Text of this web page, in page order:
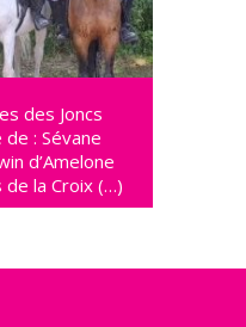
des Joncs
: Sévane
d’Amelone
de la Croix (…)